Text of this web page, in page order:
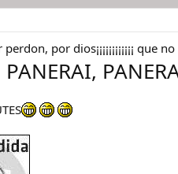
por dios¡¡¡¡¡¡¡¡¡¡¡¡ que
PANERAI,